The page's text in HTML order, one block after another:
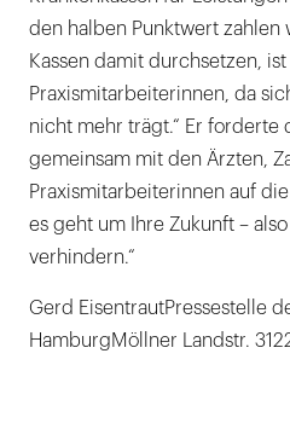
den halben Punktwert zahlen
Kassen damit durchsetzen,
Praxismitarbeiterinnen, da
nicht mehr trägt.“ Er forderte
gemeinsam mit den Ärzten,
Praxismitarbeiterinnen auf
es geht um Ihre Zukunft –
verhindern.“
Gerd EisentrautPressestelle
HamburgMöllner Landstr.